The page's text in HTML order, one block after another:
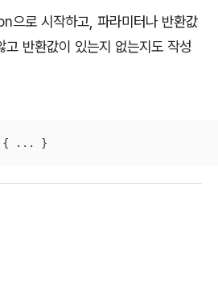
로 시작하고, 파라미터나 반환값
고 반환값이 있는지 없는지도 작성
{ ... }